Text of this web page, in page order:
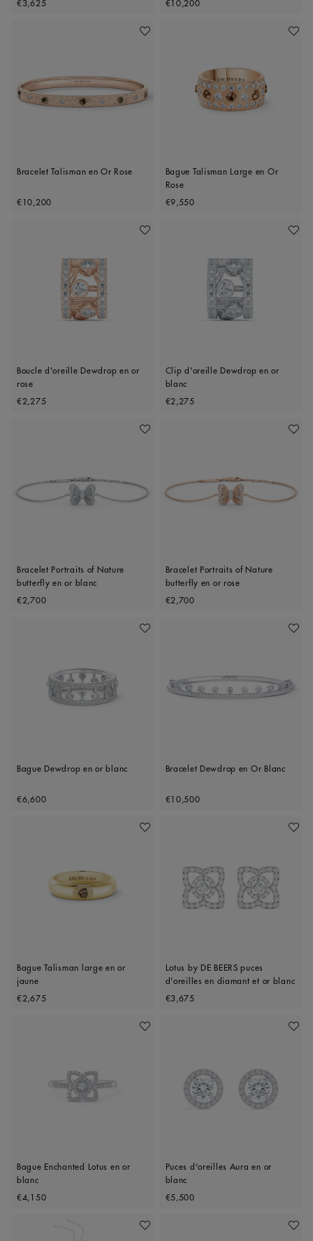
€3,625 €10,200
Ajouter À Ma Wishlist
Bracelet Talisman en Or Rose
Original price
€10,200
Bague Talisman Large en Or
Rose
Original price
€9,550
Ajouter À Ma Wishlist
Boucle d'oreille Dewdrop en or
rose
Original price
€2,275
Clip d'oreille Dewdrop en or
blanc
Original price
€2,275
Ajouter À Ma Wishlist
Bracelet Portraits of Nature
butterfly en or blanc
Original price
€2,700
Bracelet Portraits of Nature
butterfly en or rose
Original price
€2,700
Ajouter À Ma Wishlist
Bague Dewdrop en or blanc
Original price
€6,600
Bracelet Dewdrop en Or Blanc
Original price
€10,500
Ajouter À Ma Wishlist
Bague Talisman large en or
jaune
Original price
€2,675
Lotus by DE BEERS puces
d'oreilles en diamant et or blanc
Original price
€3,675
Ajouter À Ma Wishlist
Bague Enchanted Lotus en or
blanc
Original price
€4,150
Puces d'oreilles Aura en or
blanc
Original price
€5,500
Ajouter À Ma Wishlist